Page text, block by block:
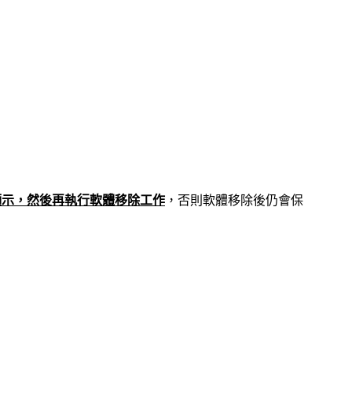
，然後再執行軟體移除工作 ，否則軟體移除後仍會保